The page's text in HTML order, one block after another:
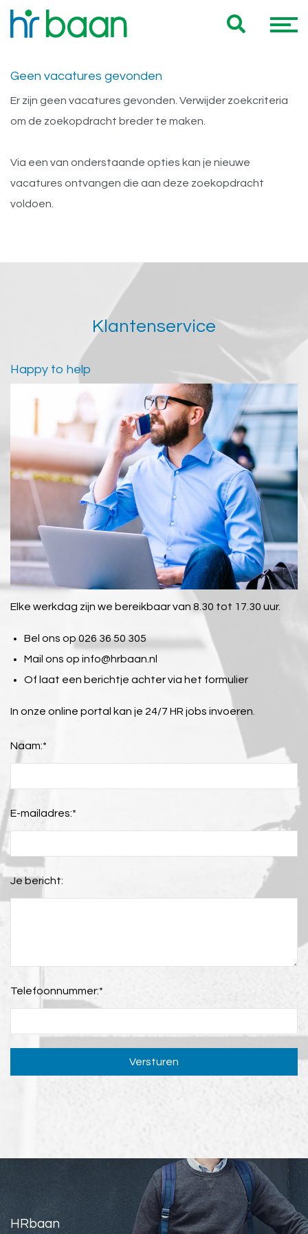
Onze 0 HR jobs voor jou
Geen vacatures gevonden
Er zijn geen vacatures gevonden. Verwijder zoekcriteria
om de zoekopdracht breder te maken.
Via een van onderstaande opties kan je nieuwe
vacatures ontvangen die aan deze zoekopdracht
voldoen.
Klantenservice
Happy to help
Elke werkdag zijn we bereikbaar van 8.30 tot 17.30 uur.
Bel ons op 026 36 50 305
Mail ons op info@hrbaan.nl
Of laat een berichtje achter via het formulier
In onze online portal kan je 24/7 HR jobs invoeren.
Naam:*
E-mailadres:*
Je bericht:
Telefoonnummer:*
Versturen
HRbaan